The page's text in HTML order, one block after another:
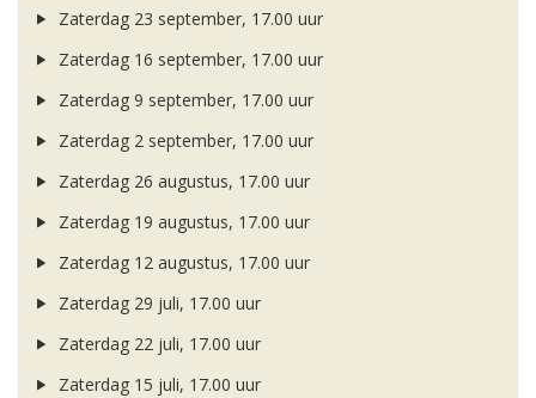
Zaterdag 23 september, 17.00 uur
Zaterdag 16 september, 17.00 uur
Zaterdag 9 september, 17.00 uur
Zaterdag 2 september, 17.00 uur
Zaterdag 26 augustus, 17.00 uur
Zaterdag 19 augustus, 17.00 uur
Zaterdag 12 augustus, 17.00 uur
Zaterdag 29 juli, 17.00 uur
Zaterdag 22 juli, 17.00 uur
Zaterdag 15 juli, 17.00 uur